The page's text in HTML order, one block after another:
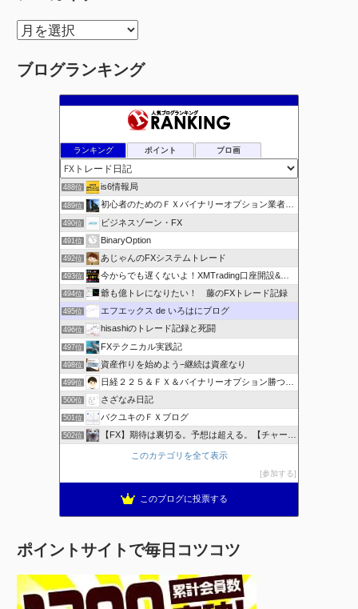
ア
カ
ブログランキング
ランキング ポイント ブロ画
488位 is6情報局
489位 初心者のためのＦＸバイナリーオプション業者比較.com
490位 ビジネスゾーン・FX
491位 BinaryOption
492位 あじゃんのFXシステムトレード
493位 今からでも遅くないよ！XMTrading口座開設&攻略ブログ
494位 爺も億トレになりたい！ 藤のFXトレード記録
495位 エフエックス de いろはにブログ
496位 hisashiのトレード記録と死闘
497位 FXテクニカル実践記
498位 資産作りを始めよう−継続は資産なり
499位 日経２２５＆ＦＸ＆バイナリーオプション勝つための
500位 さざなみ日記
501位 バクユキのＦＸブログ
502位 【FX】期待は裏切る。予想は超える。【チャート学びブログ】
このカテゴリを全て表示
参加する
このブログに投票する
ポイントサイトで毎日コツコツ